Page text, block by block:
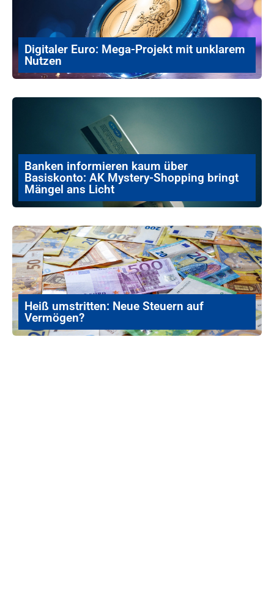
Digitaler Euro: Mega-Projekt mit unklarem
Nutzen
Banken informieren kaum über
Basiskonto: AK Mystery-Shopping bringt
Mängel ans Licht
Heiß umstritten: Neue Steuern auf
Vermögen?